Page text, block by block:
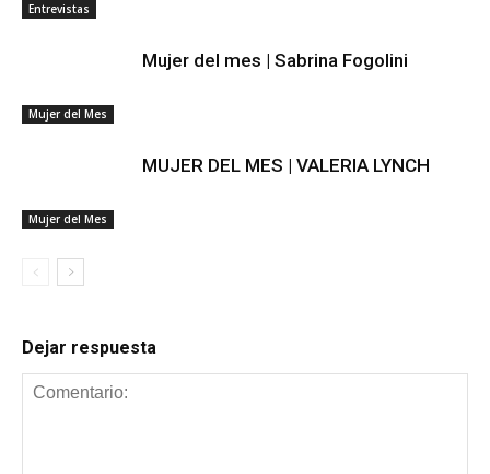
Entrevistas
Mujer del Mes
Mujer del mes | Sabrina Fogolini
Mujer del Mes
MUJER DEL MES | VALERIA LYNCH
Dejar respuesta